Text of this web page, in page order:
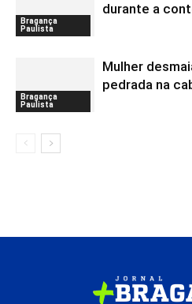
Bragança
Paulista
durante a
Bragança
Paulista
Mulher
pedrada na